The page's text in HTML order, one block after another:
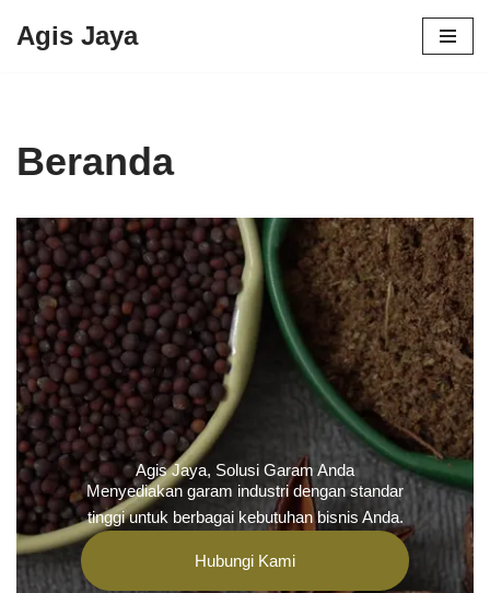
Agis Jaya
Beranda
Agis Jaya, Solusi Garam Anda
Menyediakan garam industri dengan standar
tinggi untuk berbagai kebutuhan bisnis Anda.
Hubungi Kami